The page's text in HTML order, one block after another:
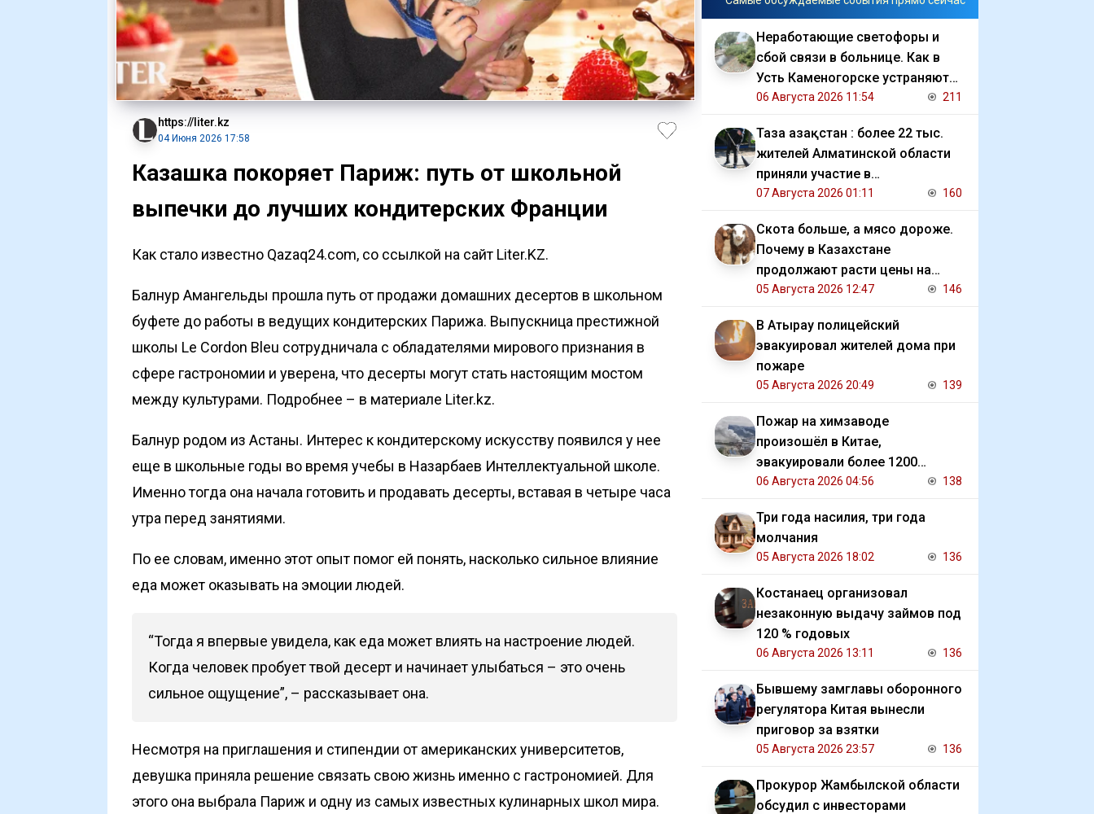
https://liter.kz
04 Июня 2026 17:58
Казашка покоряет Париж: путь от школьной
выпечки до лучших кондитерских Франции
Как стало известно Qazaq24.com, со ссылкой на сайт Liter.KZ.
Балнур Амангельды прошла путь от продажи домашних десертов в школьном
буфете до работы в ведущих кондитерских Парижа. Выпускница престижной
школы Le Cordon Bleu сотрудничала с обладателями мирового признания в
сфере гастрономии и уверена, что десерты могут стать настоящим мостом
между культурами. Подробнее – в материале Liter.kz.
Балнур родом из Астаны. Интерес к кондитерскому искусству появился у нее
еще в школьные годы во время учебы в Назарбаев Интеллектуальной школе.
Именно тогда она начала готовить и продавать десерты, вставая в четыре часа
утра перед занятиями.
По ее словам, именно этот опыт помог ей понять, насколько сильное влияние
еда может оказывать на эмоции людей.
“Тогда я впервые увидела, как еда может влиять на настроение людей.
Когда человек пробует твой десерт и начинает улыбаться – это очень
сильное ощущение”, – рассказывает она.
Несмотря на приглашения и стипендии от американских университетов,
девушка приняла решение связать свою жизнь именно с гастрономией. Для
этого она выбрала Париж и одну из самых известных кулинарных школ мира.
Неработающие светофоры и
сбой связи в больнице. Как в
Усть Каменогорске устраняют
последствия ливня
06 Августа 2026 11:54 211
Таза Қазақстан : более 22 тыс.
жителей Алматинской области
приняли участие в
экологической акции
07 Августа 2026 01:11 160
Скота больше, а мясо дороже.
Почему в Казахстане
продолжают расти цены на
баранину и конину
05 Августа 2026 12:47 146
В Атырау полицейский
эвакуировал жителей дома при
пожаре
05 Августа 2026 20:49 139
Пожар на химзаводе
произошёл в Китае,
эвакуировали более 1200
человек
06 Августа 2026 04:56 138
Три года насилия, три года
молчания
05 Августа 2026 18:02 136
Костанаец организовал
незаконную выдачу займов под
120 % годовых
06 Августа 2026 13:11 136
Бывшему замглавы оборонного
регулятора Китая вынесли
приговор за взятки
05 Августа 2026 23:57 136
Прокурор Жамбылской области
обсудил с инвесторами